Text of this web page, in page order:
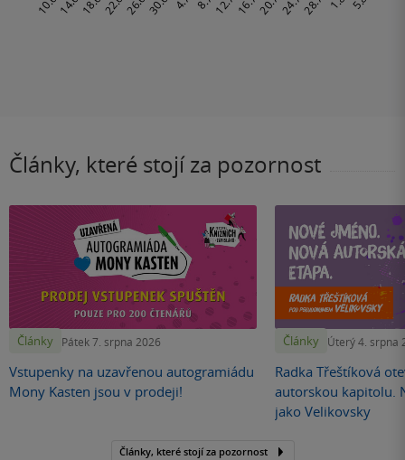
Články, které stojí za pozornost
Články Pátek 7. srpna 2026
Vstupenky na uzavřenou autogramiádu
Mony Kasten jsou v prodeji!
Články Úterý 4. srpna
Radka Třeštíková
autorskou kapitolu.
jako Velikovsky
Články, které stojí za pozornost